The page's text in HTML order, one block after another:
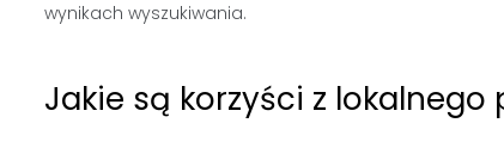
wynikach wyszukiwania.
Jakie są korzyści z